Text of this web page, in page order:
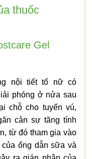
thuốc
Gel
nội tiết tố nữ có
phóng ở nửa sau
chỗ cho tuyến vú,
cản sự tăng tính
từ đó tham gia vào
ống dẫn sữa và